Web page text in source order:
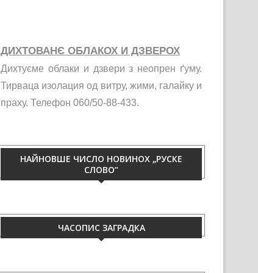
ДИХТОВАНЄ ОБЛАКОХ И ДЗВЕРОХ
Дихтуєме облаки и дзвери з неопрен ґуму.
Тирваца изолация од витру, жими, галайку и
праху. Телефон 060/50-88-433.
НАЙНОВШЕ ЧИСЛО НОВИНОХ „РУСКЕ
СЛОВО”
ЧАСОПИС ЗАГРАДКА